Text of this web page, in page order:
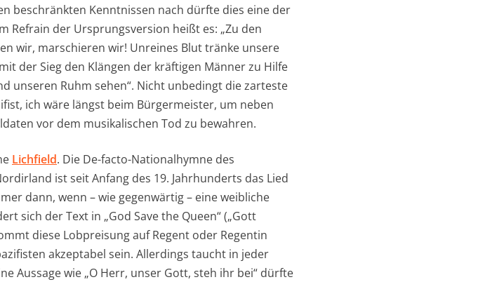
beschränkten Kenntnissen nach dürfte dies eine der
der Ursprungsversion heißt es: „Zu den
wir, marschieren wir! Unreines Blut tränke unsere
der Sieg den Klängen der kräftigen Männer zu Hilfe
unseren Ruhm sehen“. Nicht unbedingt die zarteste
ich wäre längst beim Bürgermeister, um neben
vor dem musikalischen Tod zu bewahren.
Lichfield. Die De-facto-Nationalhymne des
ist seit Anfang des 19. Jahrhunderts das Lied
dann, wenn – wie gegenwärtig – eine weibliche
sich der Text in „God Save the Queen“ („Gott
diese Lobpreisung auf Regent oder Regentin
akzeptabel sein. Allerdings taucht in jeder
Aussage wie „O Herr, unser Gott, steh ihr bei“ dürfte